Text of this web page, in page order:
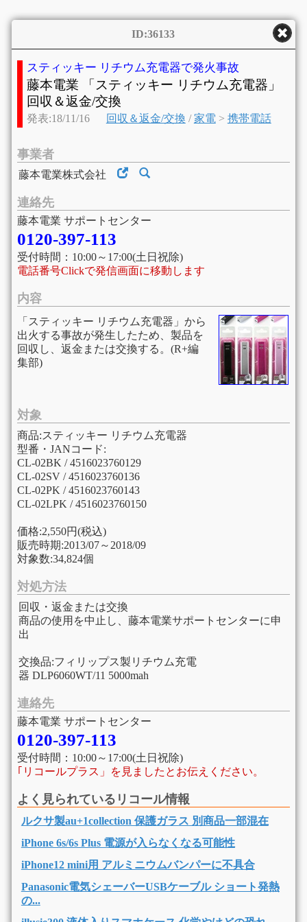
ID:36133
スティッキー リチウム充電器で発火事故
藤本電業 「スティッキー リチウム充電器」
回収＆返金/交換
発表:18/11/16 回収＆返金/交換 /家電 > 携帯電話
事業者
藤本電業株式会社
連絡先
藤本電業 サポートセンター
0120-397-113
受付時間：10:00～17:00(土日祝除)
電話番号Clickで発信画面に移動します
内容
「スティッキー リチウム充電器」から
出火する事故が発生したため、製品を
回収し、返金または交換する。(R+編
集部)
対象
商品:スティッキー リチウム充電器
型番・JANコード:
CL-02BK / 4516023760129
CL-02SV / 4516023760136
CL-02PK / 4516023760143
CL-02LPK / 4516023760150
価格:2,550円(税込)
販売時期:2013/07～2018/09
対象数:34,824個
対処方法
回収・返金または交換
商品の使用を中止し、藤本電業サポートセンターに申
出
交換品:フィリップス製リチウム充電
器 DLP6060WT/11 5000mah
連絡先
藤本電業 サポートセンター
0120-397-113
受付時間：10:00～17:00(土日祝除)
｢リコールプラス」を見ましたとお伝えください。
よく見られているリコール情報
ルクサ製au+1collection 保護ガラス 別商品一部混在
iPhone 6s/6s Plus 電源が入らなくなる可能性
iPhone12 mini用 アルミニウムバンパーに不具合
Panasonic電気シェーバーUSBケーブル ショート発熱
の...